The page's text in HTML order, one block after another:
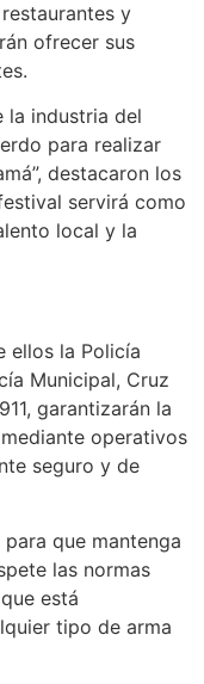
y
ofrecer sus
la industria del
para realizar
destacaron los
servirá como
local y la
ellos la Policía
Municipal, Cruz
garantizarán la
operativos
seguro y de
que mantenga
las normas
está
tipo de arma